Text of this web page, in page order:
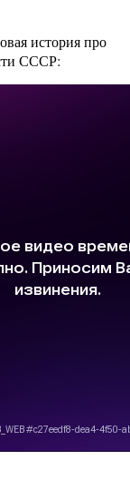
история про
СССР: